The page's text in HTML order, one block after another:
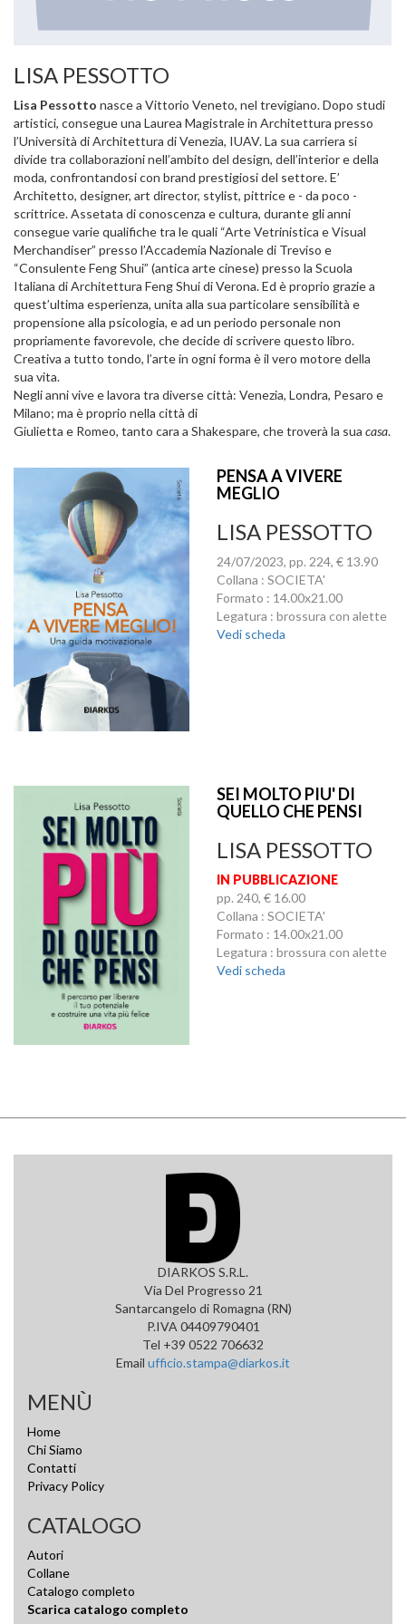
LISA PESSOTTO
Lisa Pessotto nasce a Vittorio Veneto, nel trevigiano. Dopo studi
artistici, consegue una Laurea Magistrale in Architettura presso
l’Università di Architettura di Venezia, IUAV. La sua carriera si
divide tra collaborazioni nell’ambito del design, dell’interior e della
moda, confrontandosi con brand prestigiosi del settore. E’
Architetto, designer, art director, stylist, pittrice e - da poco -
scrittrice. Assetata di conoscenza e cultura, durante gli anni
consegue varie qualifiche tra le quali “Arte Vetrinistica e Visual
Merchandiser” presso l’Accademia Nazionale di Treviso e
“Consulente Feng Shui” (antica arte cinese) presso la Scuola
Italiana di Architettura Feng Shui di Verona. Ed è proprio grazie a
quest’ultima esperienza, unita alla sua particolare sensibilità e
propensione alla psicologia, e ad un periodo personale non
propriamente favorevole, che decide di scrivere questo libro.
Creativa a tutto tondo, l’arte in ogni forma è il vero motore della
sua vita.
Negli anni vive e lavora tra diverse città: Venezia, Londra, Pesaro e
Milano; ma è proprio nella città di
Giulietta e Romeo, tanto cara a Shakespare, che troverà la sua casa.
PENSA A VIVERE
MEGLIO
LISA PESSOTTO
24/07/2023, pp. 224, € 13.90
Collana : SOCIETA'
Formato : 14.00x21.00
Legatura : brossura con alette
Vedi scheda
SEI MOLTO PIU' DI
QUELLO CHE PENSI
LISA PESSOTTO
IN PUBBLICAZIONE
pp. 240, € 16.00
Collana : SOCIETA'
Formato : 14.00x21.00
Legatura : brossura con alette
Vedi scheda
DIARKOS S.R.L.
Via Del Progresso 21
Santarcangelo di Romagna (RN)
P.IVA 04409790401
Tel +39 0522 706632
Email ufficio.stampa@diarkos.it
MENÙ
Home
Chi Siamo
Contatti
Privacy Policy
CATALOGO
Autori
Collane
Catalogo completo
Scarica catalogo completo